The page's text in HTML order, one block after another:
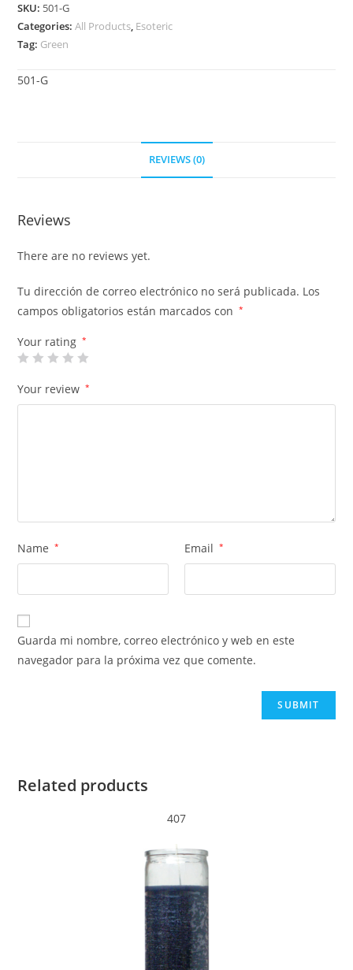
SKU: 501-G
Categories:All Products, Esoteric
Tag: Green
501-G
REVIEWS (0)
Reviews
There are no reviews yet.
Tu dirección de correo electrónico no será publicada. Los
campos obligatorios están marcados con
*
Your rating *
Your review *
Name * Email *
Guarda mi nombre, correo electrónico y web en este
navegador para la próxima vez que comente.
Related products
407